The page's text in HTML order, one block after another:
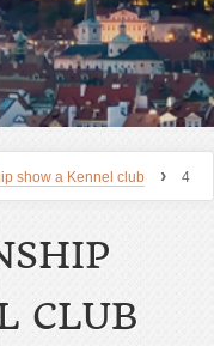
show a Kennel club › 4
CLUB